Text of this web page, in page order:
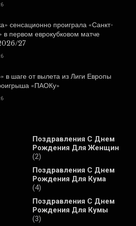
сенсационно проиграла «Санкт-
в первом еврокубковом матче
27
в шаге от вылета из Лиги Европы
«ПАОКу»
Поздравления С Днем
Рождения Для Женщин
(2)
Поздравления С Днем
Рождения Для Кума
(4)
Поздравления С Днем
Рождения Для Кумы
(3)